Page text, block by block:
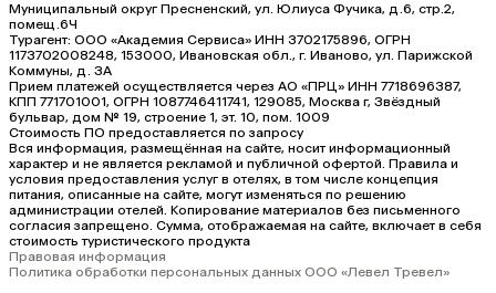
Муниципальный округ Пресненский, ул. Юлиуса Фучика, д.6, стр.2,
помещ.6Ч
Турагент: ООО «Академия Сервиса» ИНН 3702175896, ОГРН
1173702008248, 153000, Ивановская обл., г. Иваново, ул. Парижской
Коммуны, д. ЗА
Прием платежей осуществляется через АО «ПРЦ» ИНН 7718696387,
КПП 771701001, ОГРН 1087746411741, 129085, Москва г, Звёздный
бульвар, дом № 19, строение 1, эт. 10, пом. 1009
Стоимость ПО предоставляется по запросу
Вся информация, размещённая на сайте, носит информационный
характер и не является рекламой и публичной офертой. Правила и
условия предоставления услуг в отелях, в том числе концепция
питания, описанные на сайте, могут изменяться по решению
администрации отелей. Копирование материалов без письменного
согласия запрещено. Сумма, отображаемая на сайте, включает в себя
стоимость туристического продукта
Правовая информация
Политика обработки персональных данных ООО «Левел Тревел»